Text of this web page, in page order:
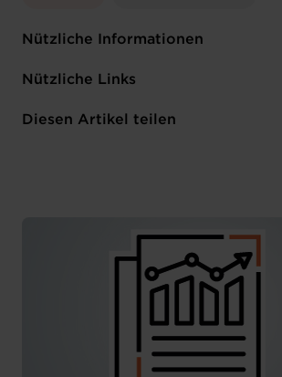
Nützliche Informationen
Dienstag 12 Mär 2024
Online Workshop
Nützliche Links
Anmelden
Diesen Artikel teilen